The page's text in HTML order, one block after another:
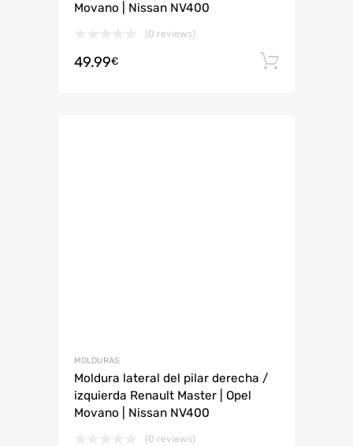
Movano | Nissan NV400
(0 reviews)
49.99€
MOLDURAS
Moldura lateral del pilar derecha /
izquierda Renault Master | Opel
Movano | Nissan NV400
(0 reviews)